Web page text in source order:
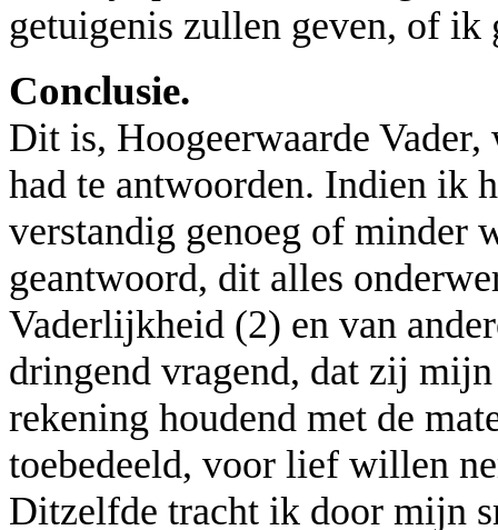
getuigenis zullen geven, of ik
Conclusie.
Dit is, Hoogeerwaarde
had te antwoorden. Indien ik
verstandig genoeg of minder
geantwoord, dit alles
Vaderlijkheid (2) en van
dringend vragend, dat zij
rekening houdend met de
toebedeeld, voor lief willen
Ditzelfde tracht ik door mijn